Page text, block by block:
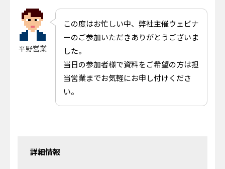
平野営業
この度はお忙しい中、弊社主催ウェビナ
ーのご参加いただきありがとうございま
した。
当日の参加者様で資料をご希望の方は担
当営業までお気軽にお申し付けくださ
い。
詳細情報